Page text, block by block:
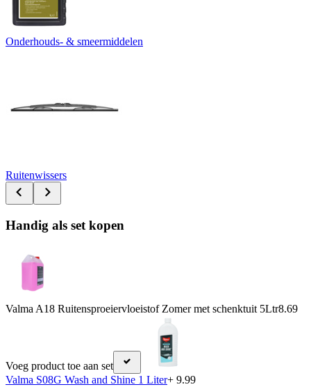
Onderhouds- & smeermiddelen
Ruitenwissers
Handig als set kopen
Valma A18 Ruitensproeiervloeistof Zomer met schenktuit 5Ltr8.69
Voeg product toe aan set
Valma S08G Wash and Shine 1 Liter+ 9.99